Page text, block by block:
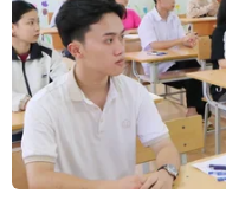
nghiêm trọng về
đổ, hư hỏng, 150.685